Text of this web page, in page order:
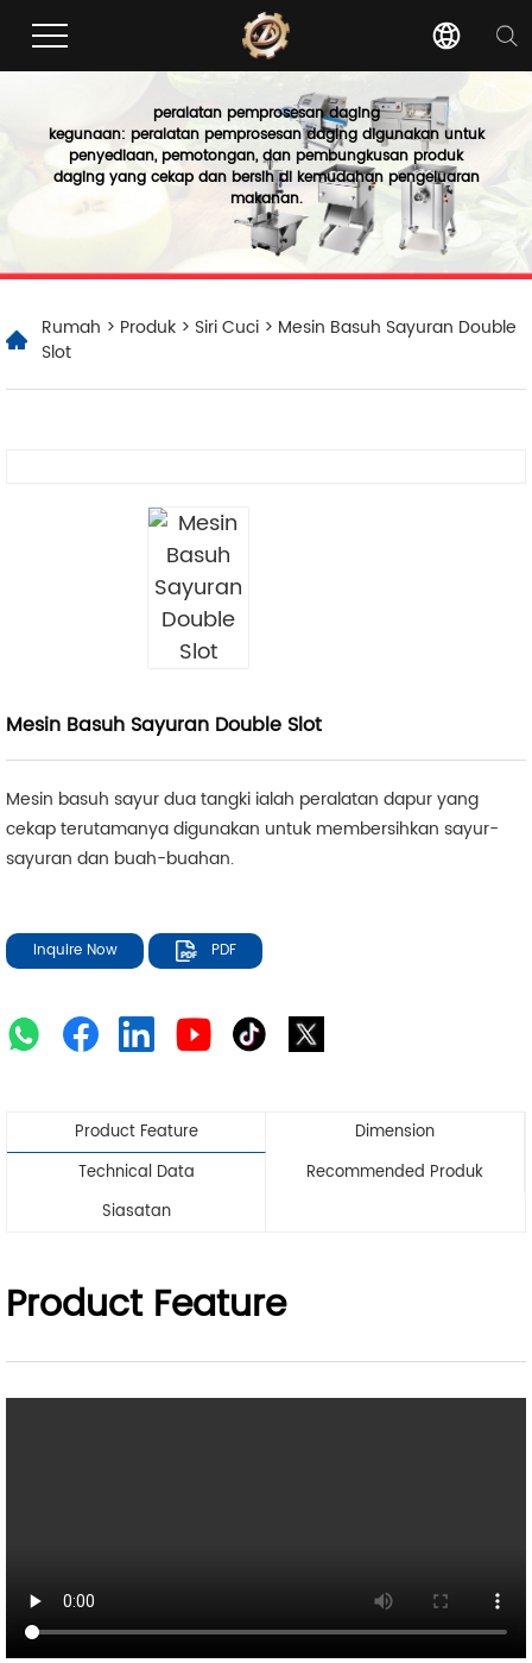
peralatan pemprosesan daging
kegunaan: peralatan pemprosesan daging digunakan untuk
penyediaan, pemotongan, dan pembungkusan produk
daging yang cekap dan bersih di kemudahan pengeluaran
makanan.
Rumah > Produk > Siri Cuci > Mesin Basuh Sayuran Double
Slot
Mesin Basuh Sayuran Double Slot
Mesin basuh sayur dua tangki ialah peralatan dapur yang
cekap terutamanya digunakan untuk membersihkan sayur-
sayuran dan buah-buahan.
Inquire Now PDF
Product Feature
Dimension
Technical Data
Recommended Produk
Siasatan
Product Feature